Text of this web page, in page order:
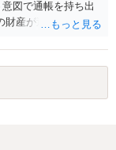
他挙げていただい
める上で考慮され
図で通帳を持ち出
財産が逸出するのを
ードを発行しても
弟さんが使えないよ
をして通帳を後見
。 この点について